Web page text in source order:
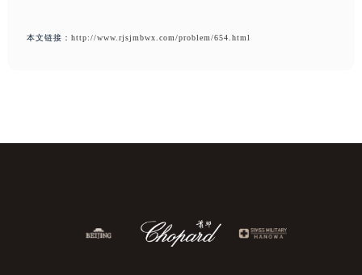
本文链接： http://www.rjsjmbwx.com/problem/654.html